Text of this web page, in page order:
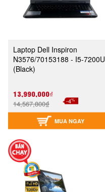
Laptop Dell Inspiron
N3576/70153188 - I5-7200U
(Black)
13,990,000₫
14,567,800₫ -4%
MUA NGAY